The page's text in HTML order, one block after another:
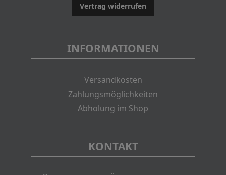
Vertrag widerrufen
INFORMATIONEN
Versandkosten
Zahlungsmöglichkeiten
Abholung im Shop
KONTAKT